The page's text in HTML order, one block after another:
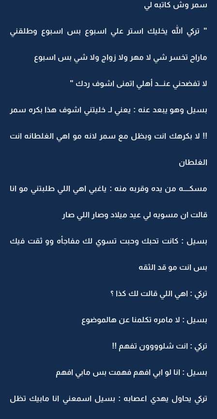
سمر وش كاتبه لي
" تركي الله يخليك استر علي اسبوع بس اسبوع وطلقني
ماراح تخسر شي لا مهر ولا زواج ولا شي بس اسبوع
لا تفضحني عنـــد أهلي اتمنى اشوف ردك "
بسيل وهو يبعد عنه : يعني لـ خليتني اشوف هذا بكره سمر
!! لا بكرهك انت وبظل مع سمر لانه مو اهي الغلطانه انت
الغلطان
مسكــــه من يده وقربه منه : ياغبي اهي اللي طلبتني مو انا
قالت ان مسويه لي عيد ميلاد وصار اللي صار
بسيل : كانت تحبك وحبت تسوي لك مفاجأه وو ثقت فيك
بس انت مو قد الثقه
تركي : اهي اللي قالت لك كذا ؟
بسيل : لا مامره تكلمنا عن هالموضوع
تركي : انت شلوووون تفهم !!
بسيل : انا لو ابي افهم فهمت بس مابي افهم
تركي يحاول يهدي اعصابه : بسيل اسمعني انا مابيك تظل